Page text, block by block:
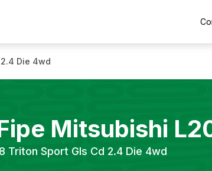
Die 4wd
Mitsubishi
Triton Sport Gls Cd 2.4 Die 4wd